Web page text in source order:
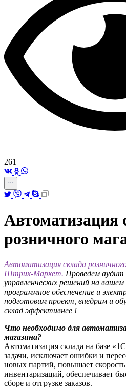
261
Автоматизация
розничного
Автоматизация склада
Штрих-Маркет. Проведем
управленческих решений на вашем
программное обеспечение и
подготовим проект, внедрим и
склад эффективнее !
Что необходимо для
магазина?
Автоматизация склада на базе
задачи, исключает ошибки и
новых партий, повышает
инвентаризаций, обеспечивает
сборе и отгрузке заказов.